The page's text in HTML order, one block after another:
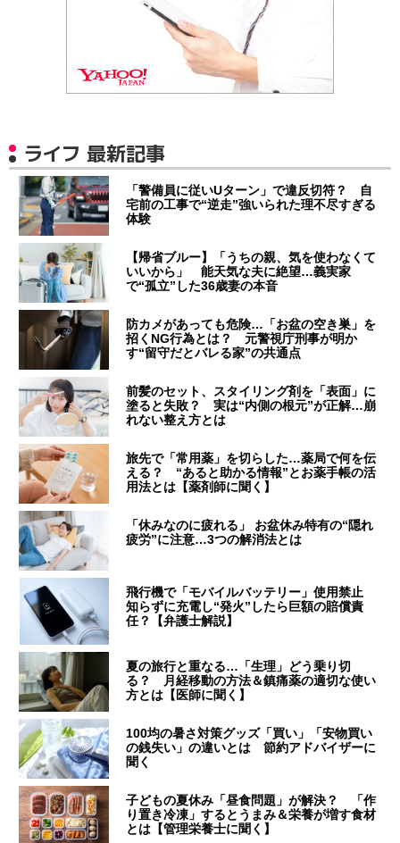
ライフ 最新記事
「警備員に従いUターン」で違反切符？ 自
宅前の工事で“逆走”強いられた理不尽すぎる
体験
【帰省ブルー】「うちの親、気を使わなくて
いいから」 能天気な夫に絶望…義実家
で“孤立”した36歳妻の本音
防カメがあっても危険…「お盆の空き巣」を
招くNG行為とは？ 元警視庁刑事が明か
す“留守だとバレる家”の共通点
前髪のセット、スタイリング剤を「表面」に
塗ると失敗？ 実は“内側の根元”が正解…崩
れない整え方とは
旅先で「常用薬」を切らした…薬局で何を伝
える？ “あると助かる情報”とお薬手帳の活
用法とは【薬剤師に聞く】
「休みなのに疲れる」 お盆休み特有の“隠れ
疲労”に注意…3つの解消法とは
飛行機で「モバイルバッテリー」使用禁止
知らずに充電し“発火”したら巨額の賠償責
任？【弁護士解説】
夏の旅行と重なる…「生理」どう乗り切
る？ 月経移動の方法＆鎮痛薬の適切な使い
方とは【医師に聞く】
100均の暑さ対策グッズ「買い」「安物買い
の銭失い」の違いとは 節約アドバイザーに
聞く
子どもの夏休み「昼食問題」が解決？ 「作
り置き冷凍」するとうまみ＆栄養が増す食材
とは【管理栄養士に聞く】